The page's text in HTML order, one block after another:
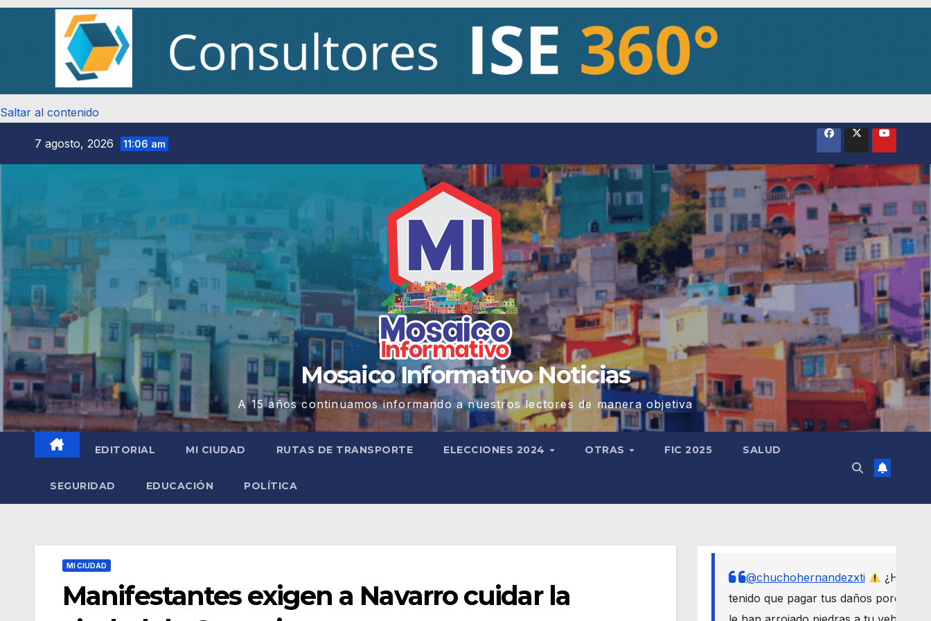
Saltar al contenido
7 agosto, 2026 11:06 am
Mosaico Informativo Noticias
A 15 años continuamos informando a nuestros lectores de manera objetiva
EDITORIAL MI CIUDAD RUTAS DE TRANSPORTE ELECCIONES 2024 OTRAS FIC 2025 SALUD
SEGURIDAD EDUCACIÓN POLÍTICA
MI CIUDAD
Manifestantes exigen a Navarro cuidar la
@chuchohernandezxti
¿Has
tenido que pagar tus daños porque